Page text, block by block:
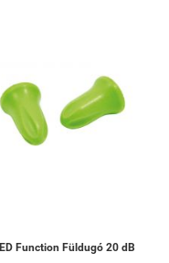
ED Function Füldugó 20 dB